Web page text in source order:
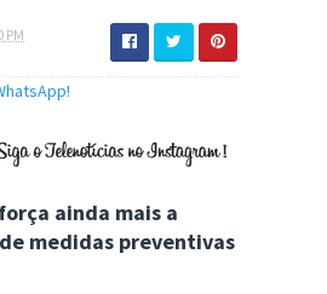
PM
ainda mais a
medidas preventivas